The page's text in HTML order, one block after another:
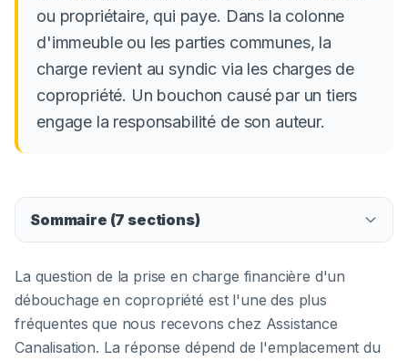
ou propriétaire, qui paye. Dans la colonne
d'immeuble ou les parties communes, la
charge revient au syndic via les charges de
copropriété. Un bouchon causé par un tiers
engage la responsabilité de son auteur.
Sommaire (7 sections)
La question de la prise en charge financière d'un
débouchage en copropriété est l'une des plus
fréquentes que nous recevons chez Assistance
Canalisation. La réponse dépend de l'emplacement du